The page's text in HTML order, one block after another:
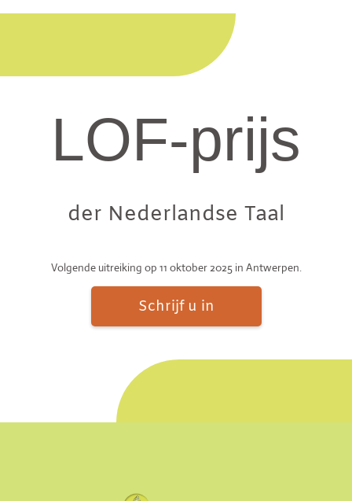
LOF-prijs
der Nederlandse Taal
Volgende uitreiking op 11 oktober 2025 in Antwerpen.
Schrijf u in